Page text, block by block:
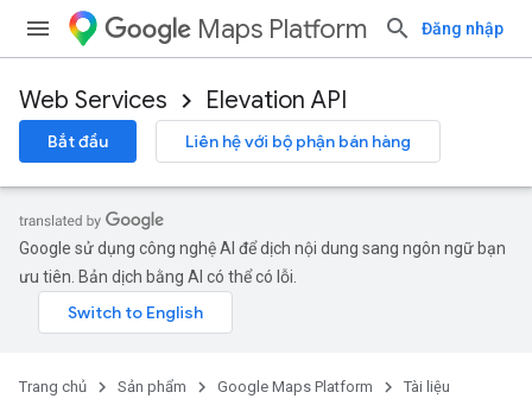
Maps Platform Đăng nhập
Web Services Elevation API
Bắt đầu Liên hệ với bộ phận bán hàng
Google sử dụng công nghệ AI để dịch nội dung sang ngôn ngữ bạn
ưu tiên. Bản dịch bằng AI có thể có lỗi.
Trang chủ Sản phẩm Google Maps Platform
Tài liệu